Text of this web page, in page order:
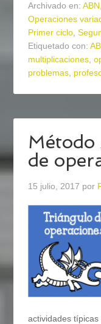
Archivado en:ABN,
Operaciones
Primer ciclo,
Etiquetado con:
multiplicaciones,
problemas,
de
15 julio, 2017 por
actividades